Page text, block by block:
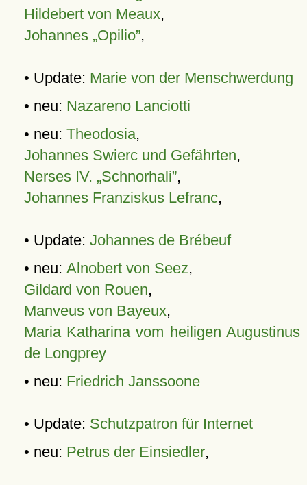
Hildebert von Meaux,
Johannes „Opilio”,
• Update: Marie von der Menschwerdung
• neu: Nazareno Lanciotti
• neu: Theodosia,
Johannes Swierc und Gefährten,
Nerses IV. „Schnorhali”,
Johannes Franziskus Lefranc,
• Update: Johannes de Brébeuf
• neu: Alnobert von Seez,
Gildard von Rouen,
Manveus von Bayeux,
Maria Katharina vom heiligen Augustinus
de Longprey
• neu: Friedrich Janssoone
• Update: Schutzpatron für Internet
• neu: Petrus der Einsiedler,